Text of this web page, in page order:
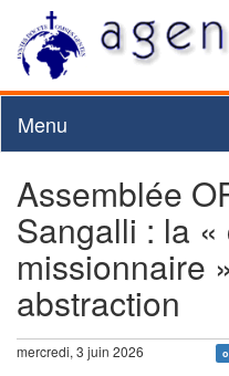
Menu
Assemblée
Sangalli : la
missionnaire
abstraction
mercredi, 3 juin 2026